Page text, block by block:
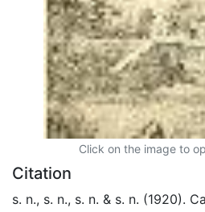
Click on the image to
Citation
s. n., s. n., s. n. & s. n. (1920).